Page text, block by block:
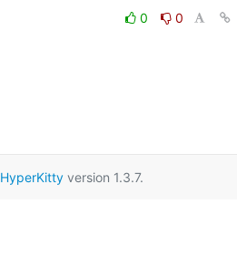
0
0
HyperKittyversion 1.3.7.